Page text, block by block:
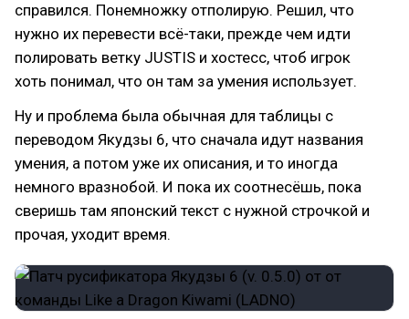
справился. Понемножку отполирую. Решил, что
нужно их перевести всё-таки, прежде чем идти
полировать ветку JUSTIS и хостесс, чтоб игрок
хоть понимал, что он там за умения использует.
Ну и проблема была обычная для таблицы с
переводом Якудзы 6, что сначала идут названия
умения, а потом уже их описания, и то иногда
немного вразнобой. И пока их соотнесёшь, пока
сверишь там японский текст с нужной строчкой и
прочая, уходит время.